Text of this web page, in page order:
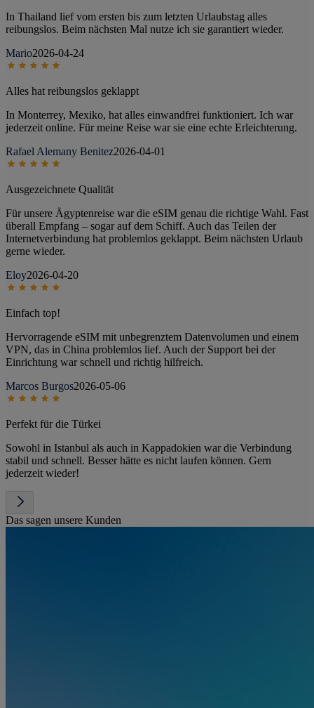
In Thailand lief vom ersten bis zum letzten Urlaubstag alles
reibungslos. Beim nächsten Mal nutze ich sie garantiert wieder.
Mario2026-04-24
Alles hat reibungslos geklappt
In Monterrey, Mexiko, hat alles einwandfrei funktioniert. Ich war
jederzeit online. Für meine Reise war sie eine echte Erleichterung.
Rafael Alemany Benitez2026-04-01
Ausgezeichnete Qualität
Für unsere Ägyptenreise war die eSIM genau die richtige Wahl. Fast
überall Empfang – sogar auf dem Schiff. Auch das Teilen der
Internetverbindung hat problemlos geklappt. Beim nächsten Urlaub
gerne wieder.
Eloy2026-04-20
Einfach top!
Hervorragende eSIM mit unbegrenztem Datenvolumen und einem
VPN, das in China problemlos lief. Auch der Support bei der
Einrichtung war schnell und richtig hilfreich.
Marcos Burgos2026-05-06
Perfekt für die Türkei
Sowohl in Istanbul als auch in Kappadokien war die Verbindung
stabil und schnell. Besser hätte es nicht laufen können. Gern
jederzeit wieder!
Das sagen unsere Kunden